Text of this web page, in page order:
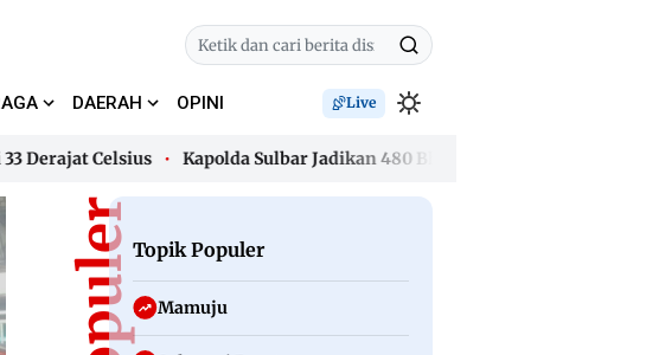
DAERAH OPINI Live
Celsius Kapolda Sulbar Jadikan 480 Bhabinkamtibmas Garda
Celsius
Topik Populer
Mamuju